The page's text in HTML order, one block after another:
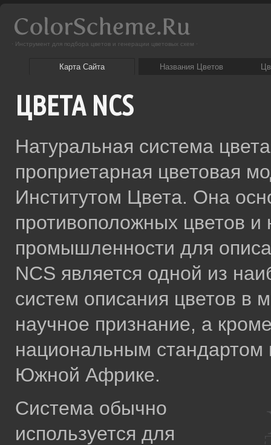
· Инструмент для подбора цветов и генерации цветовых схем ·
Карта Сайта Названия Цветов
ЦВЕТА NCS
Натуральная система
проприетарная цветовая
Институтом Цвета. Она
противоположных цветов
промышленности для
NCS является одной из
систем описания цветов в
научное признание, а
национальным
Южной Африке.
Система обычно
используется для